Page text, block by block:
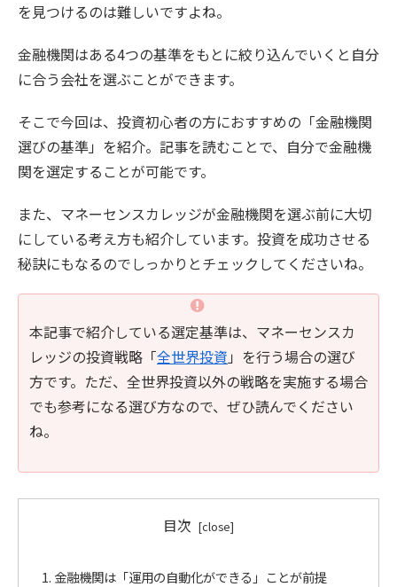
を見つけるのは難しいですよね。
金融機関はある4つの基準をもとに絞り込んでいくと自分
に合う会社を選ぶことができます。
そこで今回は、投資初心者の方におすすめの「金融機関
選びの基準」を紹介。記事を読むことで、自分で金融機
関を選定することが可能です。
また、マネーセンスカレッジが金融機関を選ぶ前に大切
にしている考え方も紹介しています。投資を成功させる
秘訣にもなるのでしっかりとチェックしてくださいね。
本記事で紹介している選定基準は、マネーセンスカ
レッジの投資戦略「全世界投資 」を行う場合の選び
方です。ただ、全世界投資以外の戦略を実施する場合
でも参考になる選び方なので、ぜひ読んでください
ね。
目次
金融機関は「運用の自動化ができる」ことが前提